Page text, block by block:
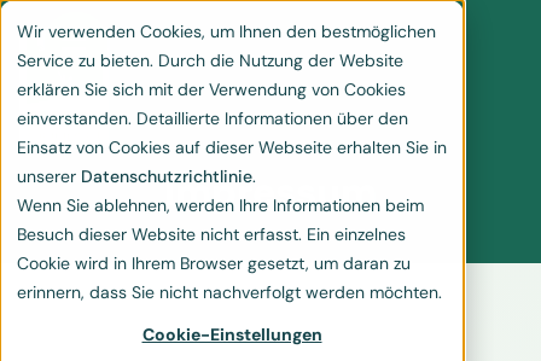
Wir verwenden Cookies, um Ihnen den bestmöglichen
Service zu bieten. Durch die Nutzung der Website
erklären Sie sich mit der Verwendung von Cookies
einverstanden. Detaillierte Informationen über den
Einsatz von Cookies auf dieser Webseite erhalten Sie in
unserer Datenschutzrichtlinie.
Wenn Sie ablehnen, werden Ihre Informationen beim
Besuch dieser Website nicht erfasst. Ein einzelnes
Cookie wird in Ihrem Browser gesetzt, um daran zu
erinnern, dass Sie nicht nachverfolgt werden möchten.
Cookie-Einstellungen
Impressum